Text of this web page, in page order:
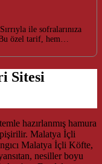
ile sofralarınıza
özel tarif, hem…
Sitesi
hazırlanmış hamura
pişirilir. Malatya İçli
Malatya İçli Köfte,
nesiller boyu